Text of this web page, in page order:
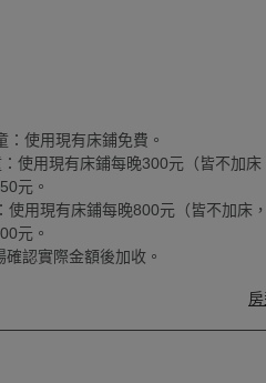
：使用現有床鋪免費。
使用現有床鋪每晚300元（皆不加床
元。
使用現有床鋪每晚800元（皆不加床
元。
認實際金額後加收。